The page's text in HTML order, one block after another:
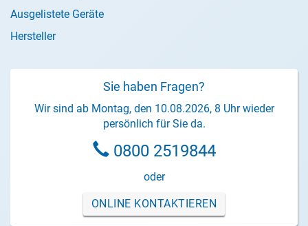
Ausgelistete Geräte
Hersteller
Sie haben Fragen?
Wir sind ab Montag, den 10.08.2026, 8 Uhr wieder
persönlich für Sie da.
0800 2519844
oder
ONLINE KONTAKTIEREN